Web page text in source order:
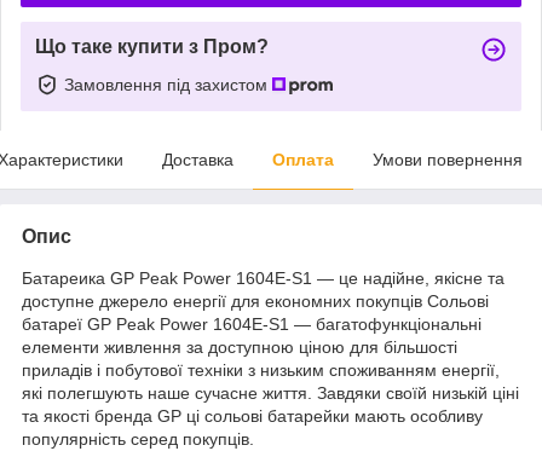
Що таке купити з Пром?
Замовлення під захистом
Доставка Оплата Умови повернення
Опис
Батареика GP Peak Power 1604E-S1 — це надійне, якісне та
доступне джерело енергії для економних покупців Сольові
батареї GP Peak Power 1604E-S1 — багатофункціональні
елементи живлення за доступною ціною для більшості
приладів і побутової техніки з низьким споживанням енергії,
які полегшують наше сучасне життя. Завдяки своїй низькій ціні
та якості бренда GP ці сольові батарейки мають особливу
популярність серед покупців.